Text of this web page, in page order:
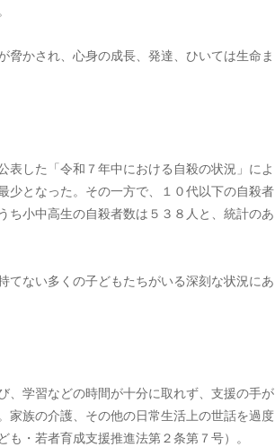
かされ、心身の成長、発達、ひいては生命ま
した「令和７年中における自殺の状況」によ
少となった。その一方で、１０代以下の自殺者
ち小中高生の自殺者数は５３８人と、統計のあ
ない多くの子どもたちがいる深刻な状況にあ
学習などの時間が十分に取れず、支援の手が
家族の介護、その他の日常生活上の世話を過度
・若者育成支援推進法第２条第７号）。